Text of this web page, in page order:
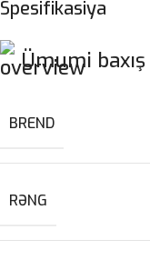
Spesifikasiya
Ümumi baxış
BREND
RƏNG